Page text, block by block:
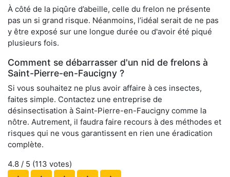
À côté de la piqûre d’abeille, celle du frelon ne présente
pas un si grand risque. Néanmoins, l’idéal serait de ne pas
y être exposé sur une longue durée ou d'avoir été piqué
plusieurs fois.
Comment se débarrasser d'un nid de frelons à
Saint-Pierre-en-Faucigny ?
Si vous souhaitez ne plus avoir affaire à ces insectes,
faites simple. Contactez une entreprise de
désinsectisation à Saint-Pierre-en-Faucigny comme la
nôtre. Autrement, il faudra faire recours à des méthodes et
risques qui ne vous garantissent en rien une éradication
complète.
4.8 / 5 (113 votes)